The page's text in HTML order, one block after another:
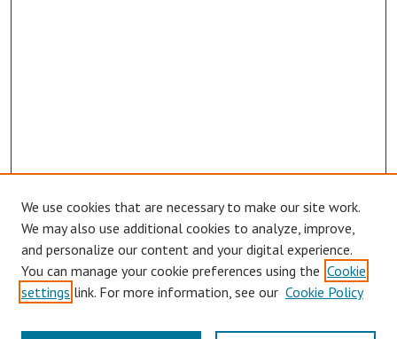
We use cookies that are necessary to make our site work.
We may also use additional cookies to analyze, improve,
and personalize our content and your digital experience.
You can manage your cookie preferences using the Cookie
settings link. For more information, see our Cookie Policy